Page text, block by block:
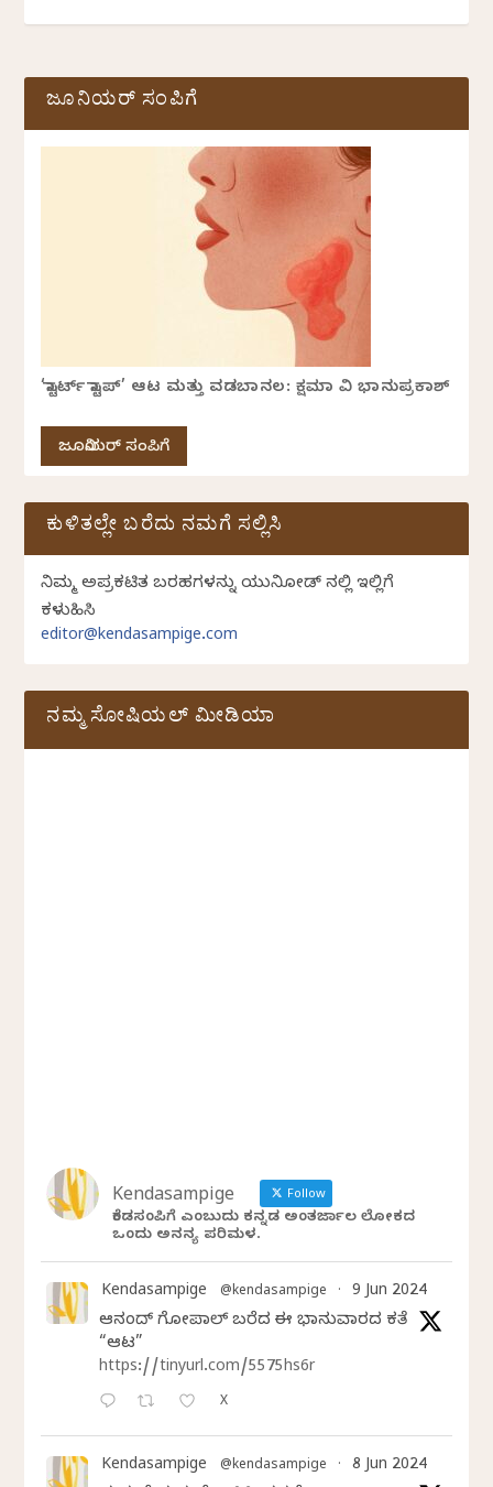
ಜೂನಿಯರ್ ಸಂಪಿಗೆ
‘ಸ್ಟಾರ್ಟ್ ಸ್ಟಾಪ್’ ಆಟ ಮತ್ತು ವಡಬಾನಲ: ಕ್ಷಮಾ ವಿ ಭಾನುಪ್ರಕಾಶ್
ಜೂನಿಯರ್ ಸಂಪಿಗೆ
ಕುಳಿತಲ್ಲೇ ಬರೆದು ನಮಗೆ ಸಲ್ಲಿಸಿ
ನಿಮ್ಮ ಅಪ್ರಕಟಿತ ಬರಹಗಳನ್ನು ಯುನಿಕೋಡ್ ನಲ್ಲಿ ಇಲ್ಲಿಗೆ
ಕಳುಹಿಸಿ
editor@kendasampige.com
ನಮ್ಮ ಸೋಷಿಯಲ್‌ ಮೀಡಿಯಾ
Kendasampige Follow
ಕೆಂಡಸಂಪಿಗೆ ಎಂಬುದು ಕನ್ನಡ ಅಂತರ್ಜಾಲ ಲೋಕದ
ಒಂದು ಅನನ್ಯ ಪರಿಮಳ.
Kendasampige @kendasampige · 9 Jun 2024
ಆನಂದ್‌ ಗೋಪಾಲ್‌ ಬರೆದ ಈ ಭಾನುವಾರದ ಕತೆ
“ಆಟ”
https://tinyurl.com/5575hs6r
X
Kendasampige @kendasampige · 8 Jun 2024